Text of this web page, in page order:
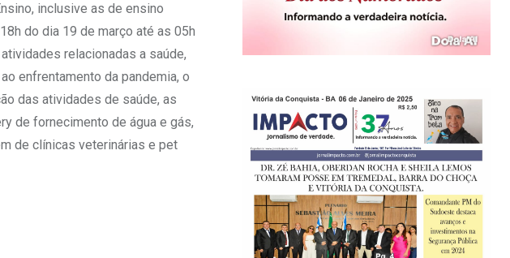
inclusive as de ensino
do dia 19 de março até as 05h
relacionadas a saúde,
enfrentamento da pandemia, o
das atividades de saúde, as
de fornecimento de água e gás,
de clínicas veterinárias e pet